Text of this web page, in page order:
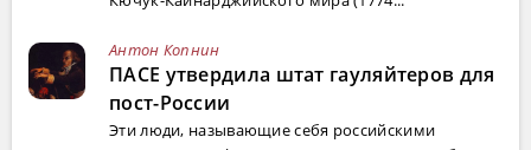
Антон Копнин
ПАСЕ утвердила штат гауляйтеров для
пост-России
Эти люди, называющие себя российскими